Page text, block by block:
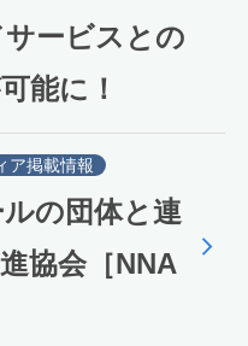
ービスとの
能に！
ア掲載情報
の団体と連
協会［NNA